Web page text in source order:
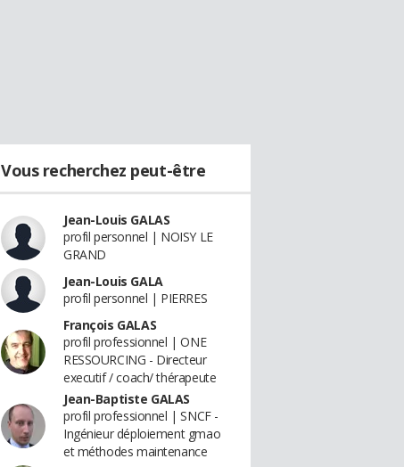
Vous recherchez peut-être
Jean-Louis GALAS
profil personnel | NOISY LE
GRAND
Jean-Louis GALA
profil personnel | PIERRES
François GALAS
profil professionnel | ONE
RESSOURCING - Directeur
executif / coach/ thérapeute
Jean-Baptiste GALAS
profil professionnel | SNCF -
Ingénieur déploiement gmao
et méthodes maintenance